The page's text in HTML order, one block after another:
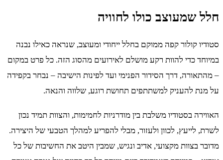
חלל שמעוצב כולו לחוויה
סטודיו קולור קפה ממוקם בחלל ייחודי ומעוצב, שנראה כאילו נבנה
במיוחד כדי להוות רקע מושלם לאירועים מהסוג הזה. כל פרט במקום
– מהתאורה, דרך הסידור הפנימי ועד לפינות הישיבה – נבחר בקפידה
על מנת להעניק למשתתפים תחושת רוגע, שלווה והנאה.
האווירה בסטודיו משלבת בין מודרניות לחמימות, והצוות תמיד נכון
לשרת, לייעץ, לכוון ולעזור, מבלי להפריע למהלך הטבעי של היצירה.
מדובר בצוות מקצועי, אדיב ונגיש, שמבין היטב את החשיבות של כל